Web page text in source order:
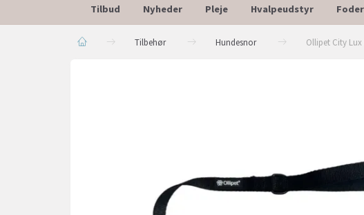
Tilbud Nyheder Pleje Hvalpeudstyr
Tilbehør Hundesnor Ollipet City